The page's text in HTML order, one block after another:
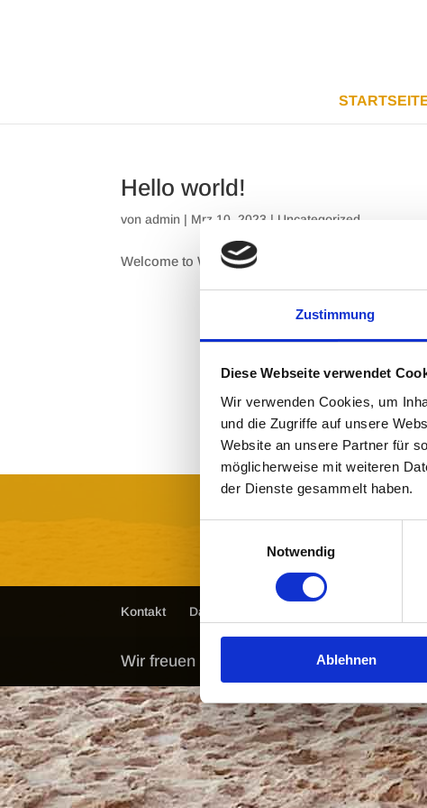
Zustimmung
Diese Webseite verwendet
Wir verwenden Cookies, um
und die Zugriffe auf unsere
Website an unsere Partner für
möglicherweise mit weiteren
der Dienste gesammelt haben.
Notwendig
Ablehnen
Hel­lo world!
vonadmin | Mrz 10, 2023 | Uncategorized
Wel­co­me to Word­Press. This is your first post.
Kon­takt Daten­schutz
Wir freuen uns auf Ihren Besuch, Ihre